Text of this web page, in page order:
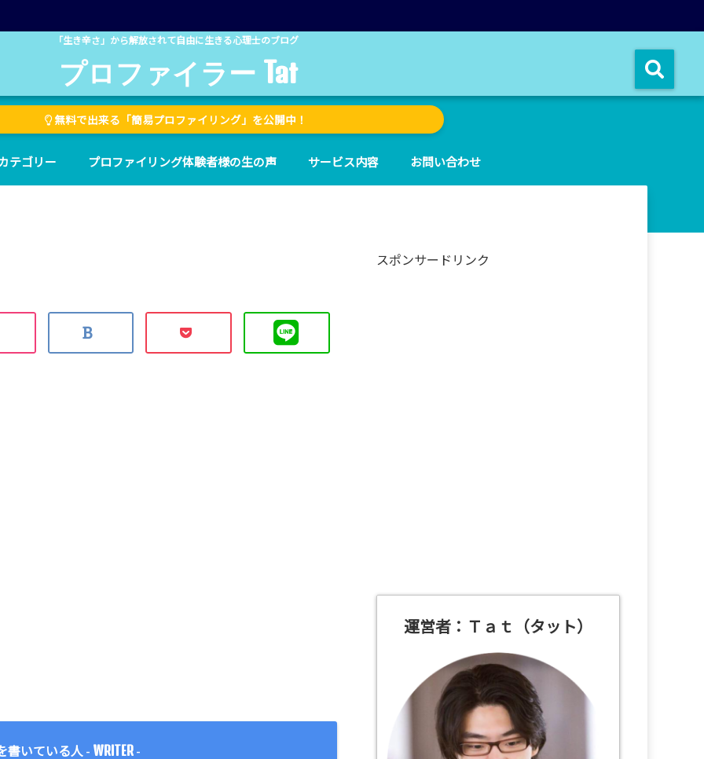
「生き辛さ」から解放されて自由に生きる心理士のブログ
プロファイラー Tat
無料で出来る「簡易プロファイリング」を公開中！
テゴリー プロファイリング体験者様の生の声 サービス内容 お問い合わせ
書いている人 - WRITER-
スポンサードリンク
運営者：Ｔａｔ（タット）